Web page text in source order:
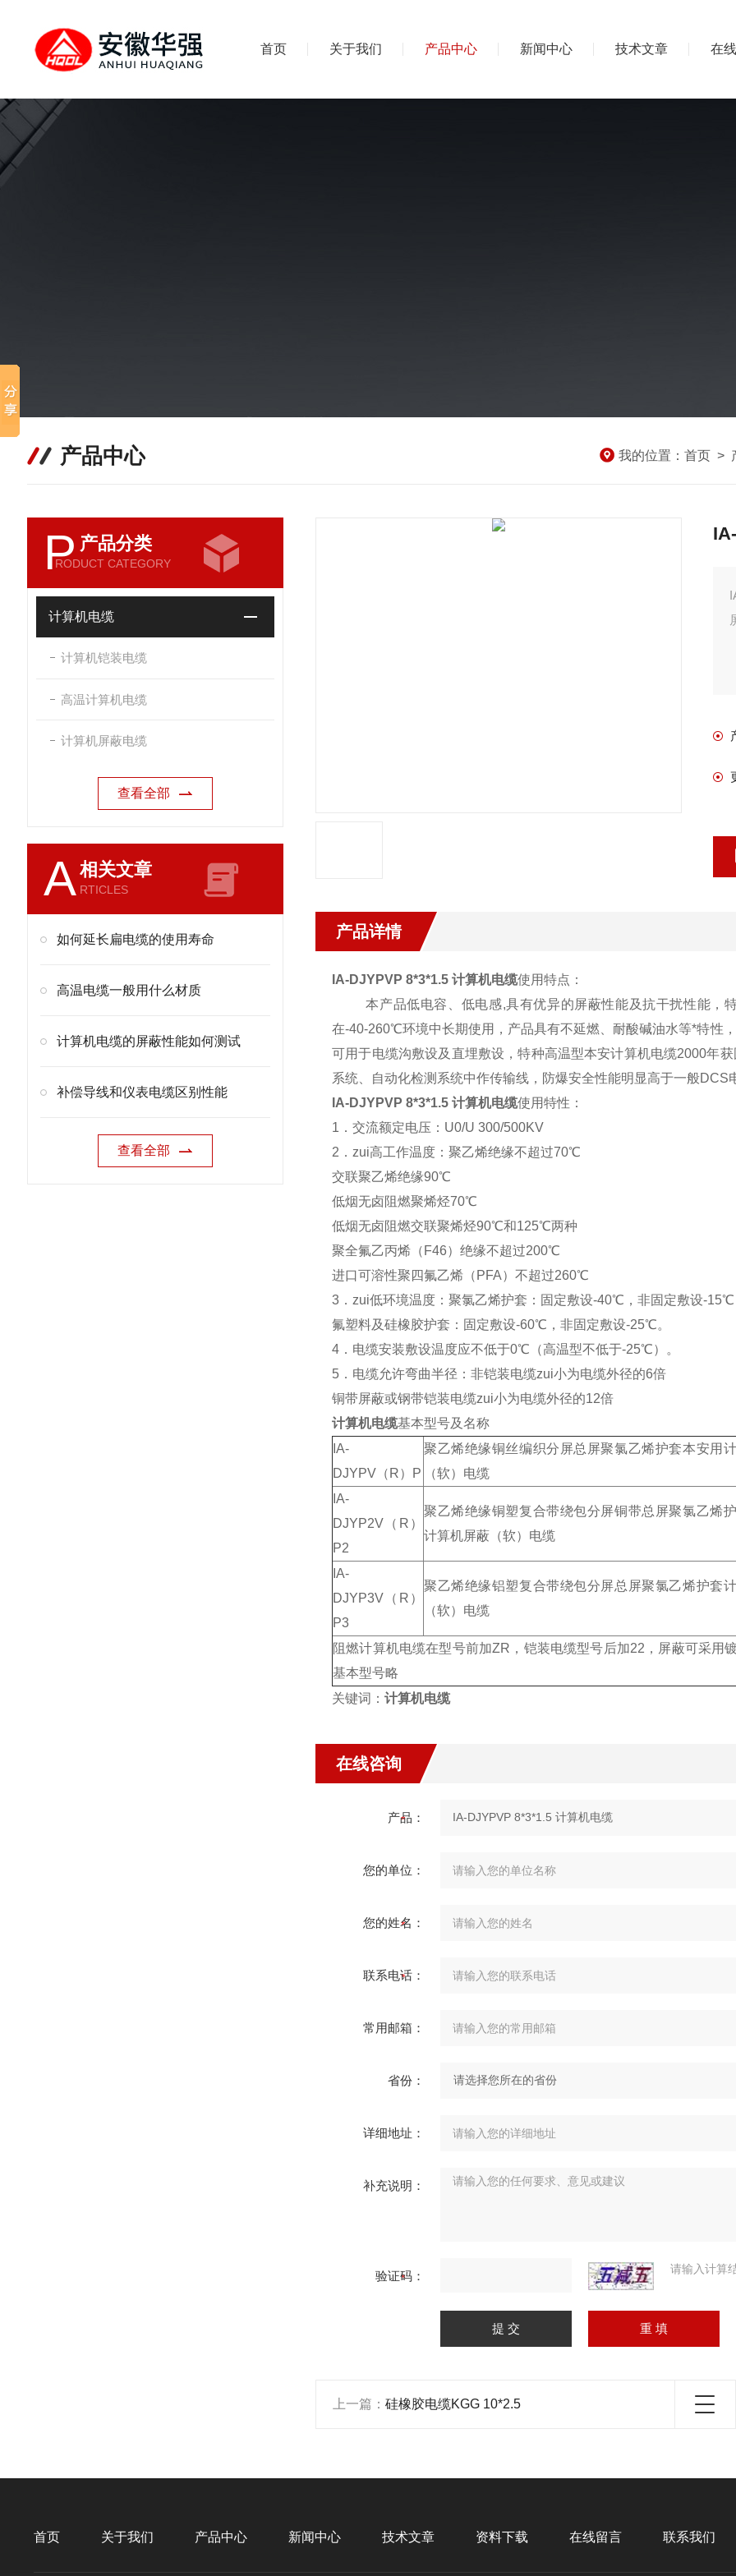
首页 关于我们 产品中心 新闻中心 技术文章 在
产品中心 我的位置： 首页 >
P 产品分类
RODUCT CATEGORY
计算机电缆
计算机铠装电缆
高温计算机电缆
计算机屏蔽电缆
查看全部
A相关文章
RTICLES
如何延长扁电缆的使用寿命
高温电缆一般用什么材质
计算机电缆的屏蔽性能如何测试
补偿导线和仪表电缆区别性能
查看全部
产品详情
IA-DJYPVP 8*3*1.5 计算机电缆使用特点：
本产品低电容、低电感,具有优异的屏蔽性能及抗干扰性能，特
在-40-260℃环境中长期使用，产品具有不延燃、耐酸碱油水等*特性
可用于电缆沟敷设及直埋敷设，特种高温型本安计算机电缆2000年
系统、自动化检测系统中作传输线，防爆安全性能明显高于一般DCS
IA-DJYPVP 8*3*1.5 计算机电缆使用特性：
1．交流额定电压：U0/U 300/500KV
2．zui高工作温度：聚乙烯绝缘不超过70℃
交联聚乙烯绝缘90℃
低烟无卤阻燃聚烯烃70℃
低烟无卤阻燃交联聚烯烃90℃和125℃两种
聚全氟乙丙烯（F46）绝缘不超过200℃
进口可溶性聚四氟乙烯（PFA）不超过260℃
3．zui低环境温度：聚氯乙烯护套：固定敷设-40℃，非固定敷设-15℃
氟塑料及硅橡胶护套：固定敷设-60℃，非固定敷设-25℃。
4．电缆安装敷设温度应不低于0℃（高温型不低于-25℃）。
5．电缆允许弯曲半径：非铠装电缆zui小为电缆外径的6倍
铜带屏蔽或钢带铠装电缆zui小为电缆外径的12倍
计算机电缆基本型号及名称
IA-
DJYPV（R）P
聚乙烯绝缘铜丝编织分屏总屏聚氯乙烯护套本安用
（软）电缆
IA-
DJYP2V（R）
P2
聚乙烯绝缘铜塑复合带绕包分屏铜带总屏聚氯乙烯
计算机屏蔽（软）电缆
IA-
DJYP3V（R）
P3
聚乙烯绝缘铝塑复合带绕包分屏总屏聚氯乙烯护套
（软）电缆
阻燃计算机电缆在型号前加ZR，铠装电缆型号后加22，屏蔽可采用
基本型号略
关键词： 计算机电缆
在线咨询
产品：
您的单位：
您的姓名：
联系电话：
常用邮箱：
省份：
详细地址：
补充说明：
验证码： 请输入计算
上一篇： 硅橡胶电缆KGG 10*2.5
首页 关于我们 产品中心 新闻中心 技术文章 资料下载 在线留言 联系我们